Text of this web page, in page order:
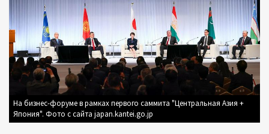
На бизнес-форуме в рамках первого саммита "Центральная Азия +
Япония". Фото с сайта japan.kantei.go.jp